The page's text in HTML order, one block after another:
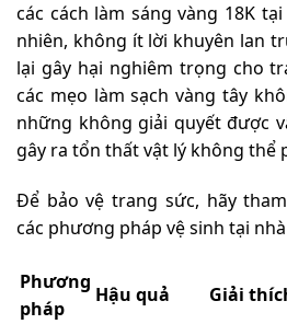
các cách làm sáng vàng 18K
nhiên, không ít lời khuyên lan
lại gây hại nghiêm trọng cho
các mẹo làm sạch vàng tây
những không giải quyết được
gây ra tổn thất vật lý không thể
Để bảo vệ trang sức, hãy
các phương pháp vệ sinh tại
Phương
pháp
Hậu quả Giải